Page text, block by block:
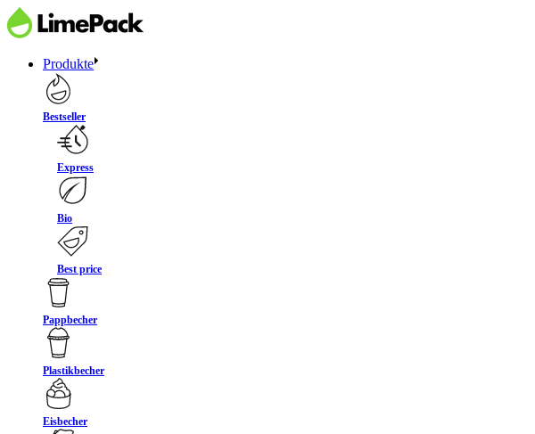
Produkte
Bestseller
Express
Bio
Best price
Pappbecher
Plastikbecher
Eisbecher